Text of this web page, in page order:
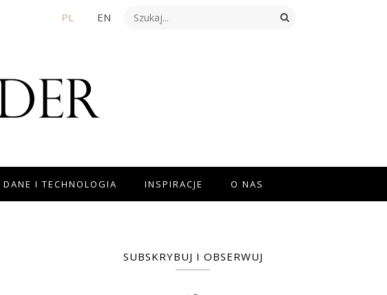
PL EN
DANE I TECHNOLOGIA INSPIRACJE O NAS
SUBSKRYBUJ I OBSERWUJ